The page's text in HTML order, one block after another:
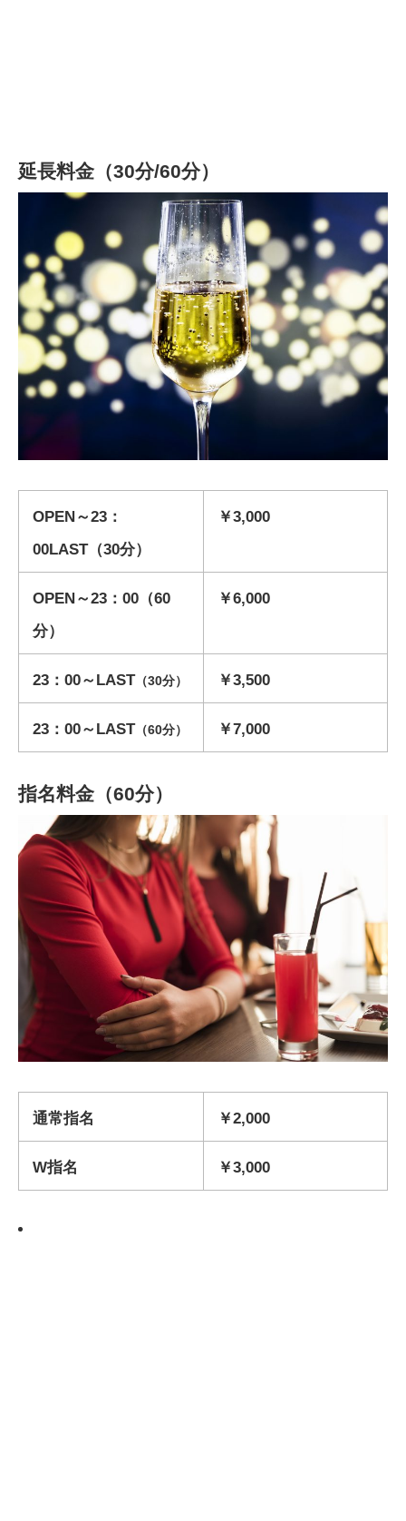
延長料金（30分/60分）
OPEN～23：
00LAST（30分）
￥3,000
OPEN～23：00（60
分）
￥6,000
23：00～LAST（30分） ￥3,500
23：00～LAST（60分） ￥7,000
指名料金（60分）
通常指名 ￥2,000
W指名 ￥3,000